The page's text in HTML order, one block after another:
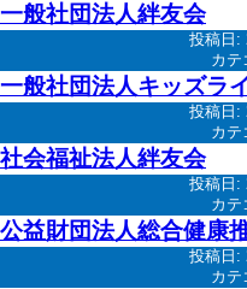
一般社団法人絆友会
投稿日:
カテ
一般社団法人キッズラ
投稿日:
カテ
社会福祉法人絆友会
投稿日:
カテ
公益財団法人総合健康
投稿日:
カテ